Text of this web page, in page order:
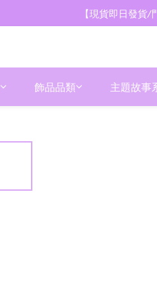
【現貨即日發貨
飾品品類 主題故事